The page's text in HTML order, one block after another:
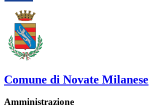
Comune di Novate Milanese
Amministrazione